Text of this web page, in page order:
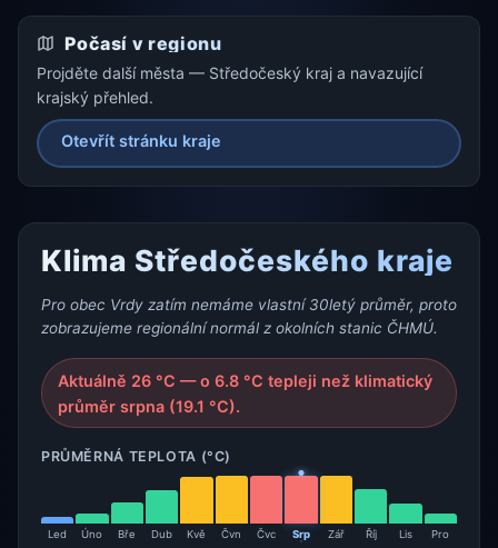
Počasí v regionu
Projděte další města — Středočeský kraj a navazující
krajský přehled.
Otevřít stránku kraje
Klima Středočeského kraje
Pro obec Vrdy zatím nemáme vlastní 30letý průměr, proto
zobrazujeme regionální normál z okolních stanic ČHMÚ.
Aktuálně 26 °C — o 6.8 °C tepleji než klimatický
průměr srpna (19.1 °C).
PRŮMĚRNÁ TEPLOTA (°C)
Led Úno Bře Dub Kvě Čvn Čvc Srp Zář Říj Lis Pro